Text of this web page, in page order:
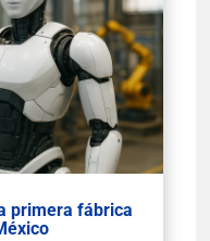
primera fábrica